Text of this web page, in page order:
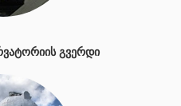
ᲒᲕᲔᲠᲓᲘ